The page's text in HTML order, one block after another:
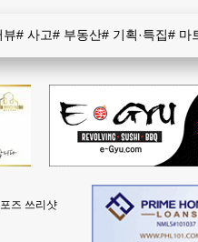
뷰# 사고# 부동산# 기획·특집# 마
즈 쓰리샷